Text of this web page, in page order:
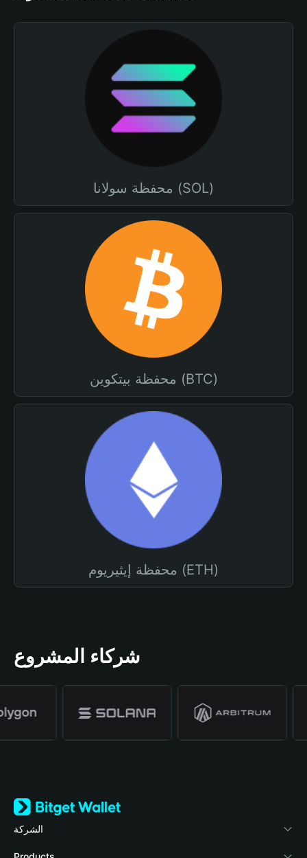
محفظة سولانا (SOL)
محفظة بيتكوين (BTC)
محفظة إيثيريوم (ETH)
شركاء المشروع
الشركة